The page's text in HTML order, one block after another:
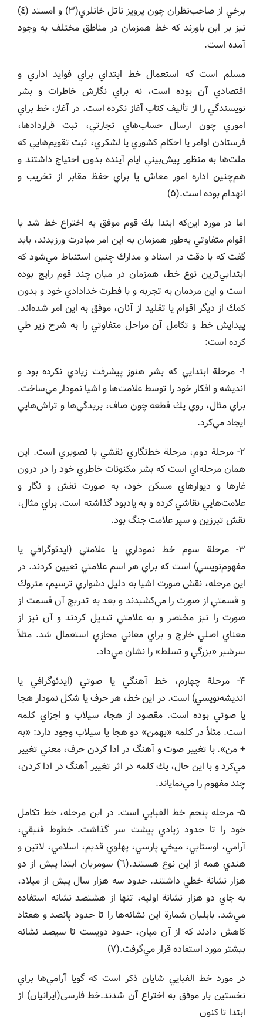
برخي از صاحب‌نظران چون پرويز ناتل خانلري(٣) و امستد (٤)
نيز بر اين باورند كه خط همزمان در مناطق مختلف به وجود
آمده است.
مسلم است كه استعمال خط ابتداي براي فوايد اداري و
اقتصادي آن بوده است، نه براي نگارش خاطرات و بشر
نويسندگي را از تأليف كتاب آغاز نكرده است. در آغاز، خط براي
اموري چون ارسال حساب‌هاي تجارتي، ثبت قراردادها،
فرستادن اوامر يا احكام كشوري يا لشكري، ثبت تقويم‌هايي كه
ملت‌ها به منظور پيش‌بيني ايام آينده بدون احتياج داشتند و
هم‌چنين اداره امور معاش يا براي حفظ مقابر از تخريب و
انهدام بوده است.(٥)
اما در مورد اين‌كه ابتدا يك قوم موفق به اختراع خط شد يا
اقوام متفاوتي به‌طور همزمان به اين امر مبادرت ورزيدند، بايد
گفت كه با دقت در اسناد و مدارك چنين استنباط مي‌شود كه
ابتدايي‌ترين نوع خط، همزمان در ميان چند قوم رايج بوده
است و اين مردمان به تجربه و يا فطرت خدادادي خود و بدون
كمك از ديگر اقوام يا تقليد از آنان، موفق به اين امر شده‌اند.
پيدايش خط و تكامل آن مراحل متفاوتي را به شرح زير طي
كرده است:
١- مرحلة ابتدايي كه بشر هنوز پيشرفت زيادي نكرده بود و
انديشه و افكار خود را توسط علامت‌ها و اشيا نمودار مي‌‌ساخت.
براي مثال، روي يك قطعه چون صاف، بريدگي‌ها و تراش‌هايي
ايجاد مي‌كرد.
٢- مرحلة دوم، مرحلة خط‌نگاري نقشي يا تصويري است. اين
همان مرحله‌اي است كه بشر مكنونات خاطري خود را در درون
غارها و ديوارهاي مسكن خود، به صورت نقش و نگار و
علامت‌هايي نقاشي كرده و به يادبود گذاشته است. براي مثال،
نقش تبرزين و سپر علامت جنگ بود.
٣- مرحلة سوم خط نموداري يا علامتي (ايدئوگرافي يا
مفهوم‌نويسي) است كه براي هر اسم علامتي تعيين كردند. در
اين مرحله، نقش صورت اشيا به دليل دشواري ترسيم، متروك
و قسمتي از صورت را مي‌كشيدند و بعد به تدريج آن قسمت از
صورت را نيز مختصر و به علامتي تبديل كردند و آن نيز از
معناي اصلي خارج و براي معاني مجازي استعمال شد. مثلاً
سرشير «بزرگي و تسلط» را نشان مي‌داد.
۴- مرحلة چهارم، خط آهنگي يا صوتي (ايدئوگرافي يا
انديشه‌نويسي) است. در اين خط، هر حرف يا شكل نمودار هجا
يا صوتي بوده است. مقصود از هجا، سيلاب و اجزاي كلمه
است. مثلاً در كلمه «بهمن» دو هجا يا سيلاب وجود دارد: «به
+ من». با تغيير صوت و آهنگ در ادا كردن حرف، معني تغيير
مي‌كرد و با اين حال، يك كلمه در اثر تغيير آهنگ در ادا كردن،
چند مفهوم را مي‌نماياند.
۵- مرحله پنجم خط الفبايي است. در اين مرحله، خط تكامل
خود را تا حدود زيادي پيشت سر گذاشت. خطوط فنيقي،
آرامي، اوستايي، ميخي پارسي، پهلوي قديم، اسلامي، لاتين و
هندي همه از اين نوع هستند.(٦) سومريان ابتدا پيش از دو
هزار نشانة خطي داشتند. حدود سه هزار سال پيش از ميلاد،
به جاي دو هزار نشانة اوليه، تنها از هشتصد نشانه استفاده
مي‌شد. بابليان شمارة اين نشانه‌ها را تا حدود پانصد و هفتاد
كاهش دادند كه از آن ميان، حدود دويست تا سيصد نشانه
بيشتر مورد استفاده قرار مي‌گرفت.(٧)
در مورد خط الفبايي شايان ذكر است كه گويا آرامي‌ها براي
نخستين بار موفق به اختراع آن شدند.خط فارسی(ایرانیان) از
ابتدا تا کنون